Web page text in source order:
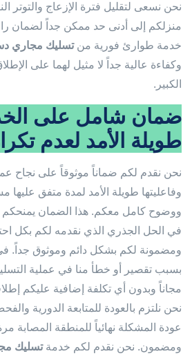
نحن نسعى لتقليل فترة الإزعاج والتوتر
منزلكم إلى أدنى حد ممكن جداً لضمان
خدمة طوارئ فورية منتسليك مجاري
وكفاءة عالية جداً لا مثيل لهما على
الكبير.
ضمان شامل على
طويلة الأمد لعدم
نحن نقدم لكم ضماناً موثوقاً على نجاح
وفاعليتها طويلة الأمد لمدة متفق
ووضوح كامل معكم. هذا الضمان يمنحكم
في الحل الجذري الذي نقدمه لكم بكل
ومضمونة لكم بشكل دائم وموثوق جداً.
بسبب تقصير أو خطأ منا في عملية
مجاناً وبدون أي تكلفة إضافية عليكم
نحن نلتزم بالعودة للمتابعة الدورية
عودة المشكلة نهائياً للمنطقة المصابة
ومضمون. نحن نقدم لكم خدمةتسليك